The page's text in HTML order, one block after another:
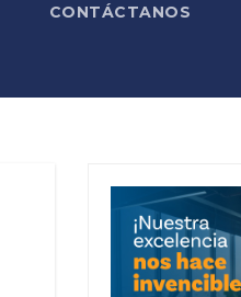
CONTÁCTANOS